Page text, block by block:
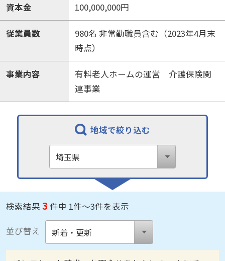
資本金 100,000,000円
従業員数
980名 非常勤職員含む（2023年4月末
時点）
事業内容
有料老人ホームの運営 介護保険関
連事業
地域で絞り込む
検索結果 3 件中 1件～3件を表示
並び替え